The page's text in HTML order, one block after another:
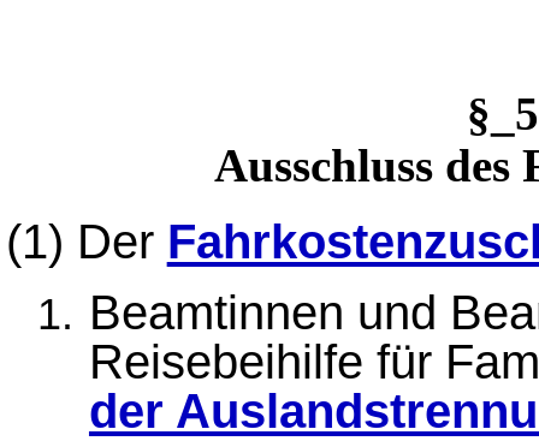
Ausschluss des
(1) Der
Beamtinnen und
Reisebeihilfe für
der